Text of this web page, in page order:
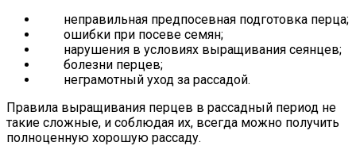
неправильная предпосевная подготовка перца;
ошибки при посеве семян;
нарушения в условиях выращивания сеянцев;
болезни перцев;
неграмотный уход за рассадой.
Правила выращивания перцев в рассадный период не
такие сложные, и соблюдая их, всегда можно получить
полноценную хорошую рассаду.